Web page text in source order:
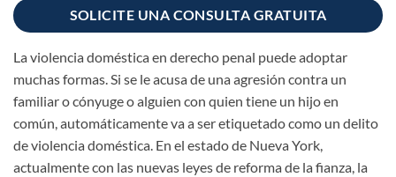
SOLICITE UNA CONSULTA GRATUITA
La violencia doméstica en derecho penal puede adoptar
muchas formas. Si se le acusa de una agresión contra un
familiar o cónyuge o alguien con quien tiene un hijo en
común, automáticamente va a ser etiquetado como un delito
de violencia doméstica. En el estado de Nueva York,
actualmente con las nuevas leyes de reforma de la fianza, la